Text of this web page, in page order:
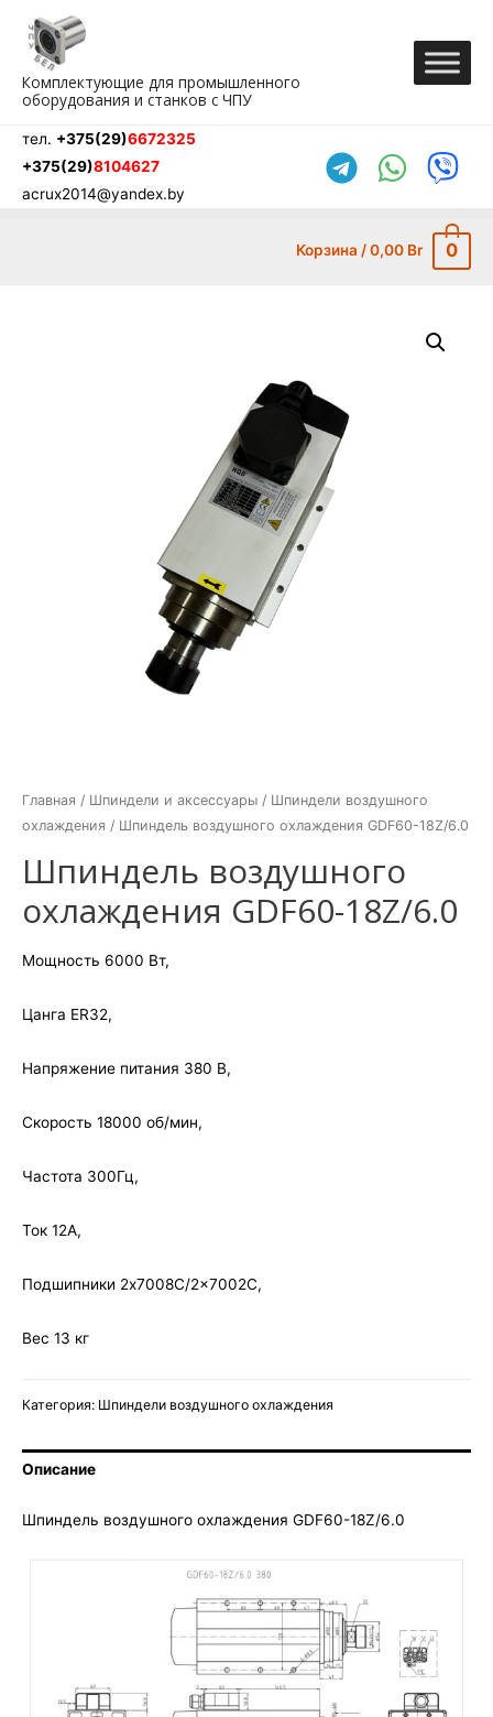
содержимому
Комплектующие для промышленного
оборудования и станков с ЧПУ
тел. +375(29)6672325
+375(29)8104627
acrux2014@yandex.by
Корзина /0,00 Br 0
Главная / Шпиндели и аксесcуары / Шпиндели воздушного
охлаждения / Шпиндель воздушного охлаждения GDF60-18Z/6.0
Шпиндель воздушного
охлаждения GDF60-18Z/6.0
Мощность 6000 Вт,
Цанга ER32,
Напряжение питания 380 В,
Скорость 18000 об/мин,
Частота 300Гц,
Ток 12А,
Подшипники 2x7008C/2x7002C,
Вес 13 кг
Категория: Шпиндели воздушного охлаждения
Описание
Шпиндель воздушного охлаждения GDF60-18Z/6.0